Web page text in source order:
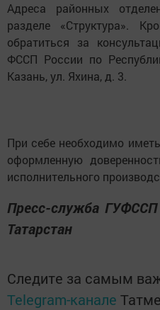
Адреса районных
разделе «Структура».
обратиться за
ФССП России по
Казань, ул. Яхина, д. 3.
При себе необходимо
оформленную
исполнительного
Пресс-служба ГУФССП
Татарстан
Следите за самым
Telegram-канале